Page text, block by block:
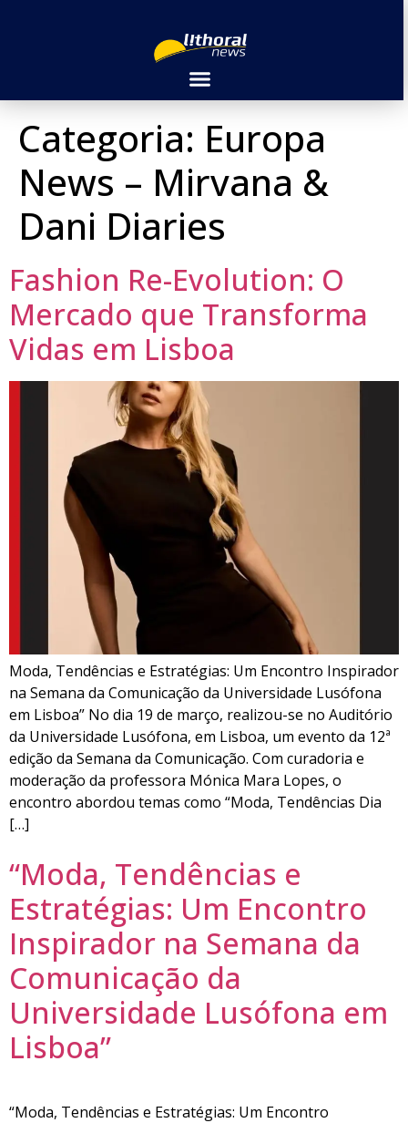
Categoria: Europa
News – Mirvana &
Dani Diaries
Fashion Re-Evolution: O
Mercado que Transforma
Vidas em Lisboa
Moda, Tendências e Estratégias: Um Encontro Inspirador
na Semana da Comunicação da Universidade Lusófona
em Lisboa” No dia 19 de março, realizou-se no Auditório
da Universidade Lusófona, em Lisboa, um evento da 12ª
edição da Semana da Comunicação. Com curadoria e
moderação da professora Mónica Mara Lopes, o
encontro abordou temas como “Moda, Tendências Dia
[…]
“Moda, Tendências e
Estratégias: Um Encontro
Inspirador na Semana da
Comunicação da
Universidade Lusófona em
Lisboa”
“Moda, Tendências e Estratégias: Um Encontro